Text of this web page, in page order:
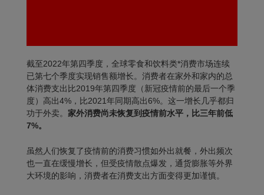
截至2022年第四季度，全球零食和饮料类*消费市场连续
已第七个季度实现销售额增长。消费者在家外和家内的总
体消费支出比2019年第四季度（新冠疫情前的最后一个季
度）高出4%，比2021年同期高出6%。这一增长几乎都归
功于外卖。 家外消费尚未恢复到疫情前水平，比三年前低
7%。
虽然人们恢复了疫情前的消费习惯如外出就餐，外出频次
也一直在缓慢增长，但受疫情散点爆发，通货膨胀等外界
大环境的影响，消费者在消费支出方面变得更加谨慎。